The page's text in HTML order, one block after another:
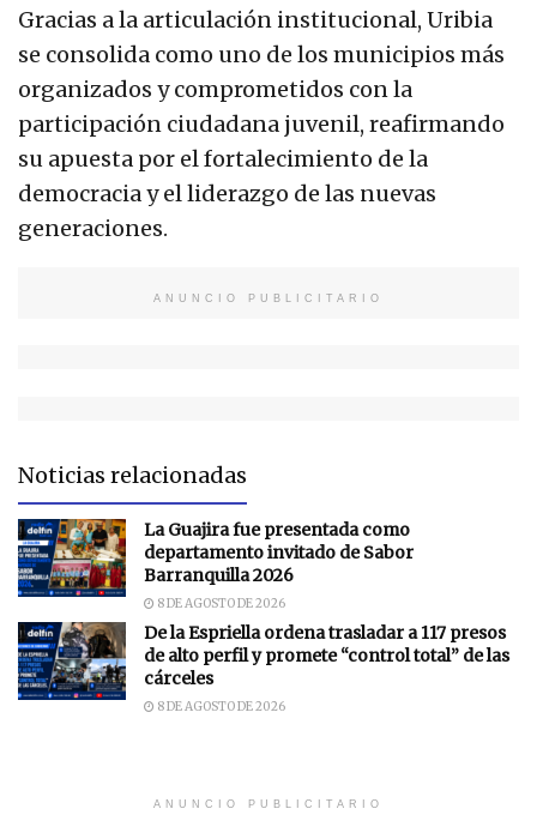
Gracias a la articulación institucional, Uribia
se consolida como uno de los municipios más
organizados y comprometidos con la
participación ciudadana juvenil, reafirmando
su apuesta por el fortalecimiento de la
democracia y el liderazgo de las nuevas
generaciones.
ANUNCIO PUBLICITARIO
Noticias relacionadas
La Guajira fue presentada como
departamento invitado de Sabor
Barranquilla 2026
8 DE AGOSTO DE 2026
De la Espriella ordena trasladar a 117 presos
de alto perfil y promete “control total” de las
cárceles
8 DE AGOSTO DE 2026
ANUNCIO PUBLICITARIO